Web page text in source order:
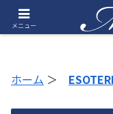
ホーム ＞
メニュー